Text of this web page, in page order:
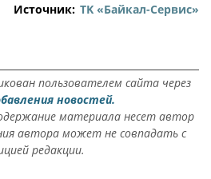
Источник: ТK «Байкал-Сервис»
пользователем сайта через
новостей.
материала несет автор
автора может не совпадать с
редакции.